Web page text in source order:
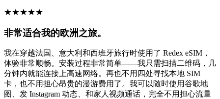
★★★★★
非常适合我的欧洲之旅。
我在穿越法国、意大利和西班牙旅行时使用了 Redex eSIM，
体验非常顺畅。安装过程非常简单——我只需扫描二维码，几
分钟内就能连接上高速网络。再也不用四处寻找本地 SIM
卡，也不用担心昂贵的漫游费用了。我可以随时使用谷歌地
图、发 Instagram 动态、和家人视频通话，完全不用担心流量